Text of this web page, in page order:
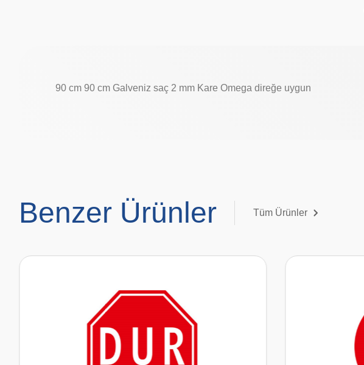
90 cm 90 cm Galveniz saç 2 mm Kare Omega direğe uygun
Benzer Ürünler Tüm Ürünler